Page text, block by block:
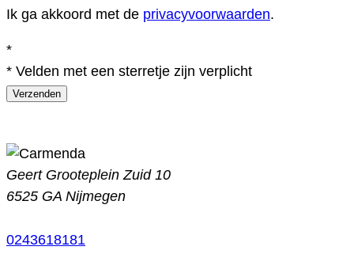
Ik ga akkoord met de privacyvoorwaarden.
*
* Velden met een sterretje zijn verplicht
Verzenden
Geert Grooteplein Zuid 10
6525 GA Nijmegen
0243618181